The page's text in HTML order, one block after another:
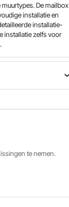
De mailbox
installatie en
installatie-
installatie zelfs voor
9,8 x 1,6
Productgewicht
te nemen.